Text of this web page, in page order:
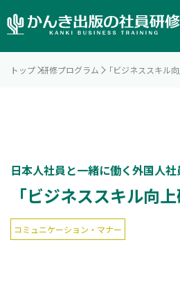
トップ 研修プログラム 「ビジネススキル向
日本人社員と一緒に働く外国人社
「ビジネススキル向上
コミュニケーション・マナー